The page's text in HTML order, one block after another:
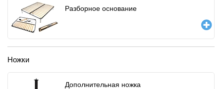
Разборное основание
Ножки
Дополнительная ножка